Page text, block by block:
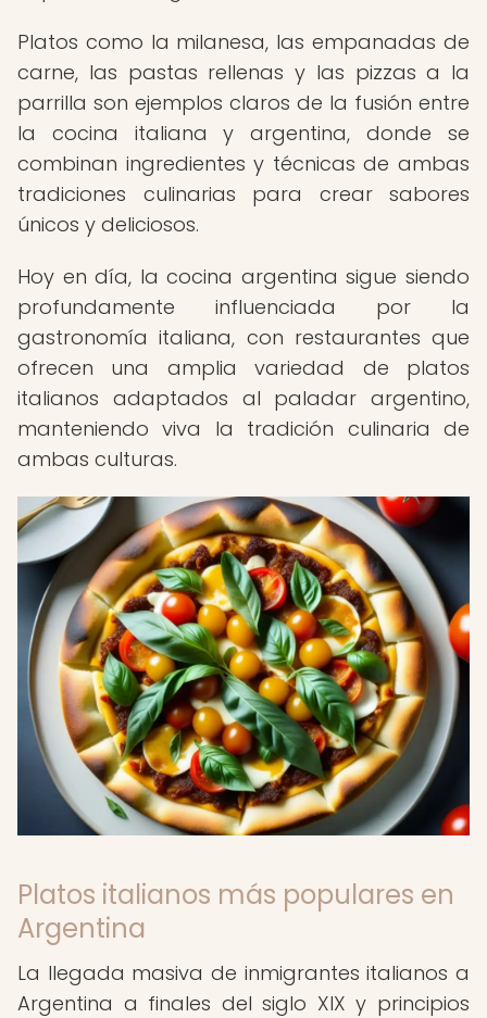
Platos como la milanesa, las empanadas de
carne, las pastas rellenas y las pizzas a la
parrilla son ejemplos claros de la fusión entre
la cocina italiana y argentina, donde se
combinan ingredientes y técnicas de ambas
tradiciones culinarias para crear sabores
únicos y deliciosos.
Hoy en día, la cocina argentina sigue siendo
profundamente influenciada por la
gastronomía italiana, con restaurantes que
ofrecen una amplia variedad de platos
italianos adaptados al paladar argentino,
manteniendo viva la tradición culinaria de
ambas culturas.
Platos italianos más populares en
Argentina
La llegada masiva de inmigrantes italianos a
Argentina a finales del siglo XIX y principios